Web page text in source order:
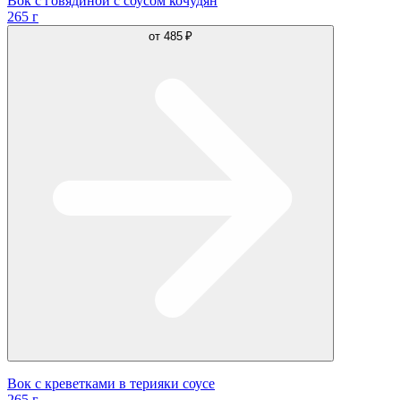
265 г
от 485 ₽
Вок с креветками в терияки соусе